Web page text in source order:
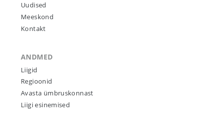
Uudised
Meeskond
Kontakt
ANDMED
Liigid
Regioonid
Avasta ümbruskonnast
Liigi esinemised